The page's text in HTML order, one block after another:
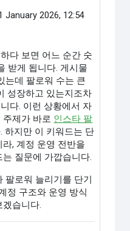
January 2026, 12:54
다 보면 어느 순간 숫
받게 됩니다. 게시물
는데 팔로워 수는 큰
성장하고 있는지조차
다. 이런 상황에서 자
주제가 바로 인스타 팔
하지만 이 키워드는 단
, 계정 운영 전반을
질문에 가깝습니다.
팔로워 늘리기를 단기
정 구조와 운영 방식
습니다.